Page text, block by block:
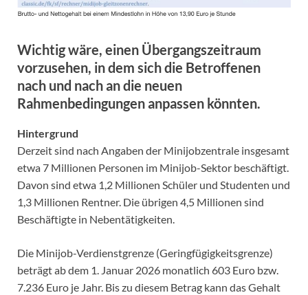
Wichtig wäre, einen Übergangszeitraum
vorzusehen, in dem sich die Betroffenen
nach und nach an die neuen
Rahmenbedingungen anpassen könnten.
Hintergrund
Derzeit sind nach Angaben der Minijobzentrale insgesamt
etwa 7 Millionen Personen im Minijob-Sektor beschäftigt.
Davon sind etwa 1,2 Millionen Schüler und Studenten und
1,3 Millionen Rentner. Die übrigen 4,5 Millionen sind
Beschäftigte in Nebentätigkeiten.
Die Minijob-Verdienstgrenze (Geringfügigkeitsgrenze)
beträgt ab dem 1. Januar 2026 monatlich 603 Euro bzw.
7.236 Euro je Jahr. Bis zu diesem Betrag kann das Gehalt